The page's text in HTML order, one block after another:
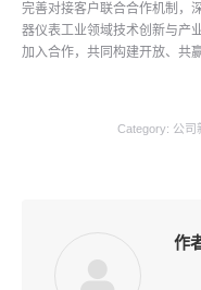
完善对接客户联合合作机制，
器仪表工业领域技术创新与产
加入合作，共同构建开放、共
Category: 公司
作